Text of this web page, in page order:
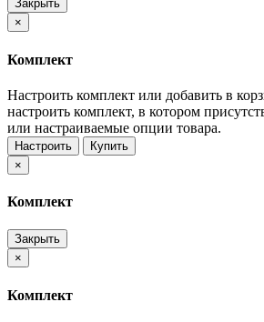
Закрыть
×
Комплект
Настроить комплект или добавить в
настроить комплект, в котором
или настраиваемые опции товара.
Настроить
Купить
×
Комплект
Закрыть
×
Комплект